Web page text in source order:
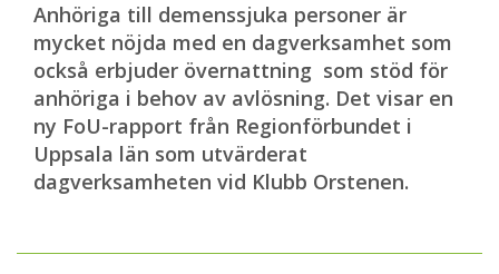
Anhöriga till demenssjuka personer är
mycket nöjda med en dagverksamhet som
också erbjuder övernattning som stöd för
anhöriga i behov av avlösning. Det visar en
ny FoU-rapport från Regionförbundet i
Uppsala län som utvärderat
dagverksamheten vid Klubb Orstenen.